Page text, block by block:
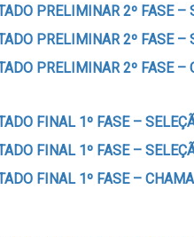
PRELIMINAR 2º FASE
PRELIMINAR2º FASE –
PRELIMINAR2º FASE –
FINAL 1º FASE –
FINAL 1º FASE –
FINAL 1º FASE –